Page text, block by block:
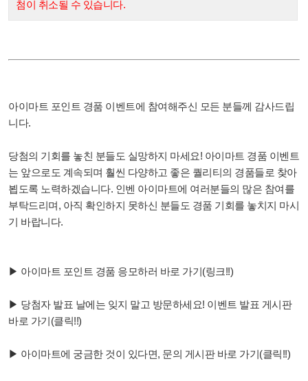
첨이 취소될 수 있습니다.
아이마트 포인트 경품 이벤트에 참여해주신 모든 분들께 감사드립
니다.
당첨의 기회를 놓친 분들도 실망하지 마세요! 아이마트 경품 이벤트
는 앞으로도 계속되며 훨씬 다양하고 좋은 퀄리티의 경품들로 찾아
뵙도록 노력하겠습니다. 인벤 아이마트에 여러분들의 많은 참여를
부탁드리며, 아직 확인하지 못하신 분들도 경품 기회를 놓치지 마시
기 바랍니다.
▶ 아이마트 포인트 경품 응모하러 바로 가기(링크!!)
▶ 당첨자 발표 날에는 잊지 말고 방문하세요! 이벤트 발표 게시판
바로 가기(클릭!!)
▶ 아이마트에 궁금한 것이 있다면, 문의 게시판 바로 가기(클릭!!)